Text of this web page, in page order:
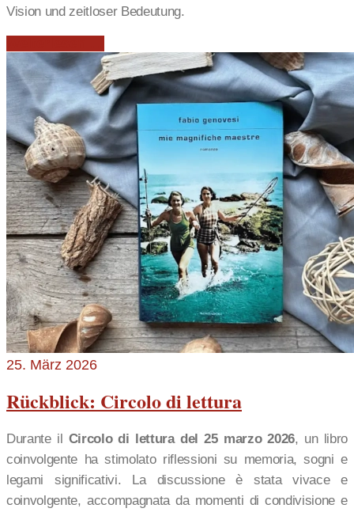
Vision und zeitloser Bedeutung.
25. März 2026
Rückblick: Circolo di lettura
Durante il Circolo di lettura del 25 marzo 2026, un libro
coinvolgente ha stimolato riflessioni su memoria, sogni e
legami significativi. La discussione è stata vivace e
coinvolgente, accompagnata da momenti di condivisione e